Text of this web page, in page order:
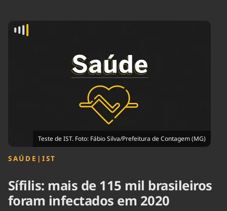
Agronegócios
Economia
Educação
Infraestrutura
Internacional
Política
Saúde
Tempo
Teste de IST. Foto: Fábio Silva/Prefeitura de Contagem (MG)
SAÚDE | IST
Sífilis: mais de 115 mil brasileiros
foram infectados em 2020